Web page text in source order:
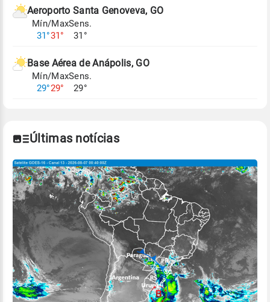
de Tempo e Estudos Climáticos (CPTEC).
Para obter mais informações sobre os dados
Aeroporto Santa Genoveva, GO
Mín/Max
31°31°
Sens.
31°
Base Aérea de Anápolis, GO
Mín/Max
29°29°
Sens.
29°
Últimas notícias